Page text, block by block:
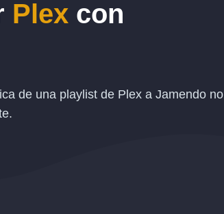
Plex con
de una playlist de Plex a Jamendo no